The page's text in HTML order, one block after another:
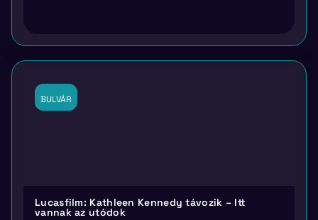
BULVÁR
Lucasfilm: Kathleen Kennedy távozik – Itt
vannak az utódok